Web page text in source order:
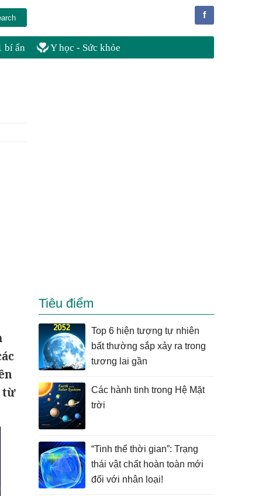
f
bí ẩn Y học - Sức khỏe
từ
Tiêu điểm
Top 6 hiện tượng tự nhiên
bất thường sắp xảy ra trong
tương lai gần
Các hành tinh trong Hệ Mặt
trời
“Tinh thể thời gian”: Trạng
thái vật chất hoàn toàn mới
đối với nhân loại!